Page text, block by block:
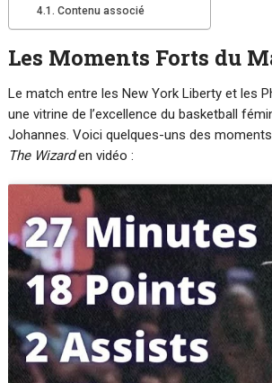
Contenu associé
Les Moments Forts du
Le match entre les New York Liberty et les
une vitrine de l’excellence du basketball
Johannes. Voici quelques-uns des
The Wizarden vidéo :